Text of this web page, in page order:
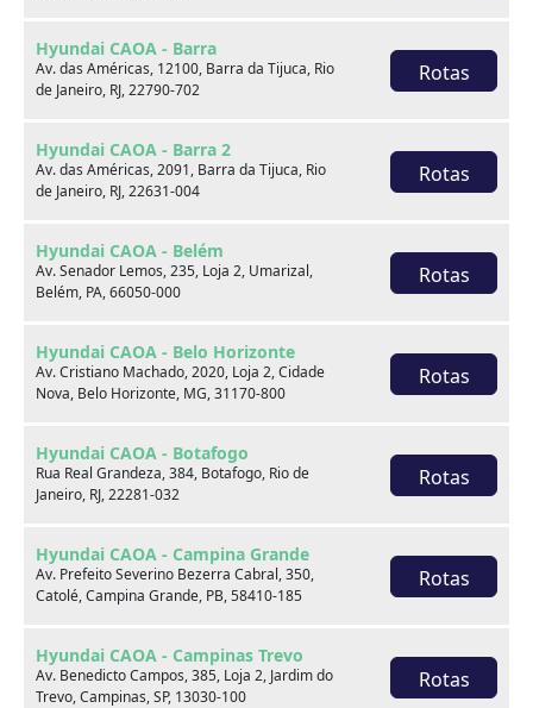
Hyundai CAOA - Barra
Av. das Américas, 12100, Barra da Tijuca, Rio
de Janeiro, RJ, 22790-702
Rotas
Hyundai CAOA - Barra 2
Av. das Américas, 2091, Barra da Tijuca, Rio
de Janeiro, RJ, 22631-004
Rotas
Hyundai CAOA - Belém
Av. Senador Lemos, 235, Loja 2, Umarizal,
Belém, PA, 66050-000
Rotas
Hyundai CAOA - Belo Horizonte
Av. Cristiano Machado, 2020, Loja 2, Cidade
Nova, Belo Horizonte, MG, 31170-800
Rotas
Hyundai CAOA - Botafogo
Rua Real Grandeza, 384, Botafogo, Rio de
Janeiro, RJ, 22281-032
Rotas
Hyundai CAOA - Campina Grande
Av. Prefeito Severino Bezerra Cabral, 350,
Catolé, Campina Grande, PB, 58410-185
Rotas
Hyundai CAOA - Campinas Trevo
Av. Benedicto Campos, 385, Loja 2, Jardim do
Trevo, Campinas, SP, 13030-100
Rotas
Venda seu usado
Consórcio